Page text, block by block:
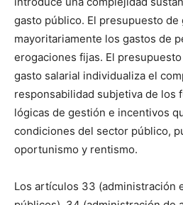
gasto público. El presupuesto de
mayoritariamente los gastos de
erogaciones fijas. El
gasto salarial individualiza el
responsabilidad subjetiva de los
lógicas de gestión e incentivos
condiciones del sector público,
oportunismo y rentismo.
Los artículos 33 (administración